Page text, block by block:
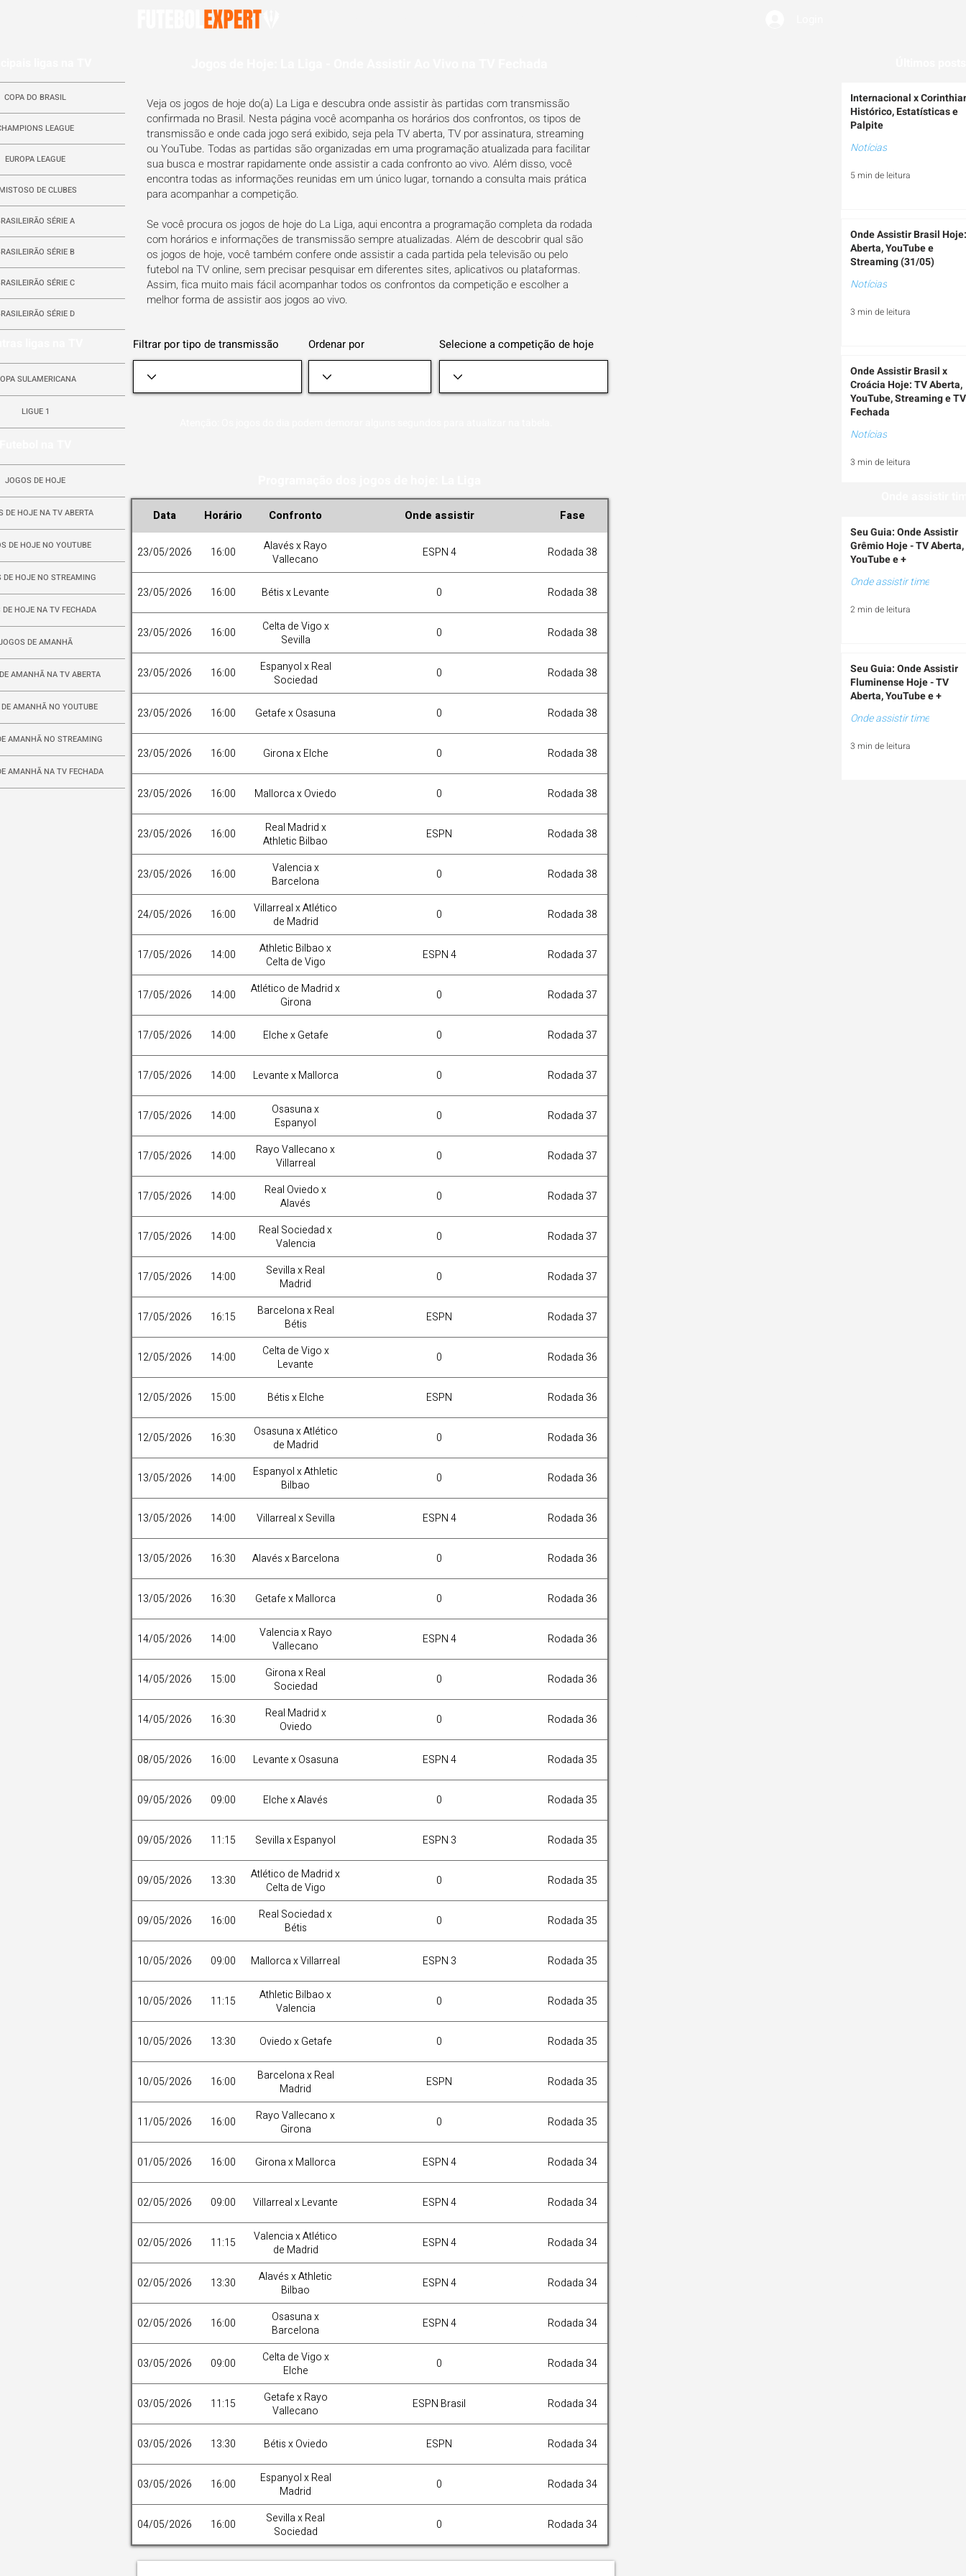
COPA DO BRASIL
LEAGUE
EUROPA LEAGUE
DE CLUBES
SÉRIE A
SÉRIE B
SÉRIE C
SÉRIE D
SULAMERICANA
LIGUE 1
JOGOS DE HOJE
DE HOJE NA TV ABERTA
DE HOJE NO YOUTUBE
DE HOJE NO STREAMING
HOJE NA TV FECHADA
DE AMANHÃ
AMANHÃ NA TV ABERTA
AMANHÃ NO YOUTUBE
AMANHÃ NO STREAMING
AMANHÃ NA TV FECHADA
Veja os jogos de hoje do(a) La Liga e descubra onde assistir às partidas com transmissão
confirmada no Brasil. Nesta página você acompanha os horários dos confrontos, os tipos de
transmissão e onde cada jogo será exibido, seja pela TV aberta, TV por assinatura, streaming
ou YouTube. Todas as partidas são organizadas em uma programação atualizada para facilitar
sua busca e mostrar rapidamente onde assistir a cada confronto ao vivo. Além disso, você
encontra todas as informações reunidas em um único lugar, tornando a consulta mais prática
para acompanhar a competição.
Se você procura os jogos de hoje do La Liga, aqui encontra a programação completa da rodada
com horários e informações de transmissão sempre atualizadas. Além de descobrir qual são
os jogos de hoje, você também confere onde assistir a cada partida pela televisão ou pelo
futebol na TV online, sem precisar pesquisar em diferentes sites, aplicativos ou plataformas.
Assim, fica muito mais fácil acompanhar todos os confrontos da competição e escolher a
melhor forma de assistir aos jogos ao vivo.
Filtrar por tipo de transmissão Ordenar por Selecione a competição de hoje
Data Horário Confronto Onde assistir Fase
23/05/2026 16:00
Alavés x Rayo
Vallecano
ESPN 4 Rodada 38
23/05/2026 16:00 Bétis x Levante 0 Rodada 38
23/05/2026 16:00
Celta de Vigo x
Sevilla
0 Rodada 38
23/05/2026 16:00
Espanyol x Real
Sociedad
0 Rodada 38
23/05/2026 16:00 Getafe x Osasuna 0 Rodada 38
23/05/2026 16:00 Girona x Elche 0 Rodada 38
23/05/2026 16:00 Mallorca x Oviedo 0 Rodada 38
23/05/2026 16:00
Real Madrid x
Athletic Bilbao
ESPN Rodada 38
23/05/2026 16:00
Valencia x
Barcelona
0 Rodada 38
24/05/2026 16:00
Villarreal x Atlético
de Madrid
0 Rodada 38
17/05/2026 14:00
Athletic Bilbao x
Celta de Vigo
ESPN 4 Rodada 37
17/05/2026 14:00
Atlético de Madrid x
Girona
0 Rodada 37
17/05/2026 14:00 Elche x Getafe 0 Rodada 37
17/05/2026 14:00 Levante x Mallorca 0 Rodada 37
17/05/2026 14:00
Osasuna x
Espanyol
0 Rodada 37
17/05/2026 14:00
Rayo Vallecano x
Villarreal
0 Rodada 37
17/05/2026 14:00
Real Oviedo x
Alavés
0 Rodada 37
17/05/2026 14:00
Real Sociedad x
Valencia
0 Rodada 37
17/05/2026 14:00
Sevilla x Real
Madrid
0 Rodada 37
17/05/2026 16:15
Barcelona x Real
Bétis
ESPN Rodada 37
12/05/2026 14:00
Celta de Vigo x
Levante
0 Rodada 36
12/05/2026 15:00 Bétis x Elche ESPN Rodada 36
12/05/2026 16:30
Osasuna x Atlético
de Madrid
0 Rodada 36
13/05/2026 14:00
Espanyol x Athletic
Bilbao
0 Rodada 36
13/05/2026 14:00 Villarreal x Sevilla ESPN 4 Rodada 36
13/05/2026 16:30 Alavés x Barcelona 0 Rodada 36
13/05/2026 16:30 Getafe x Mallorca 0 Rodada 36
14/05/2026 14:00
Valencia x Rayo
Vallecano
ESPN 4 Rodada 36
14/05/2026 15:00
Girona x Real
Sociedad
0 Rodada 36
14/05/2026 16:30
Real Madrid x
Oviedo
0 Rodada 36
08/05/2026 16:00 Levante x Osasuna ESPN 4 Rodada 35
09/05/2026 09:00 Elche x Alavés 0 Rodada 35
09/05/2026 11:15 Sevilla x Espanyol ESPN 3 Rodada 35
09/05/2026 13:30
Atlético de Madrid x
Celta de Vigo
0 Rodada 35
09/05/2026 16:00
Real Sociedad x
Bétis
0 Rodada 35
10/05/2026 09:00 Mallorca x Villarreal ESPN 3 Rodada 35
10/05/2026 11:15
Athletic Bilbao x
Valencia
0 Rodada 35
10/05/2026 13:30 Oviedo x Getafe 0 Rodada 35
10/05/2026 16:00
Barcelona x Real
Madrid
ESPN Rodada 35
11/05/2026 16:00
Rayo Vallecano x
Girona
0 Rodada 35
01/05/2026 16:00 Girona x Mallorca ESPN 4 Rodada 34
02/05/2026 09:00 Villarreal x Levante ESPN 4 Rodada 34
02/05/2026 11:15
Valencia x Atlético
de Madrid
ESPN 4 Rodada 34
02/05/2026 13:30
Alavés x Athletic
Bilbao
ESPN 4 Rodada 34
02/05/2026 16:00
Osasuna x
Barcelona
ESPN 4 Rodada 34
03/05/2026 09:00
Celta de Vigo x
Elche
0 Rodada 34
03/05/2026 11:15
Getafe x Rayo
Vallecano
ESPN Brasil Rodada 34
03/05/2026 13:30 Bétis x Oviedo ESPN Rodada 34
03/05/2026 16:00
Espanyol x Real
Madrid
0 Rodada 34
04/05/2026 16:00
Sevilla x Real
Sociedad
0 Rodada 34
Internacional x
Histórico, Estatísticas e
Palpite
Notícias
5 min de leitura
Onde Assistir Brasil
Aberta, YouTube e
Streaming (31/05)
Notícias
3 min de leitura
Onde Assistir Brasil x
Croácia Hoje: TV Aberta,
YouTube, Streaming e TV
Fechada
Notícias
3 min de leitura
Seu Guia: Onde Assistir
Grêmio Hoje - TV Aberta,
YouTube e +
Onde assistir time
2 min de leitura
Seu Guia: Onde Assistir
Fluminense Hoje - TV
Aberta, YouTube e +
Onde assistir time
3 min de leitura